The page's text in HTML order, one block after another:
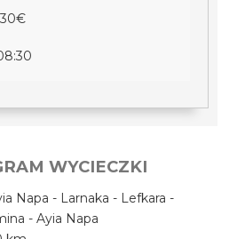
30€
WYCIECZKI
Napa - Larnaka - Lefkara -
- Ayia Napa